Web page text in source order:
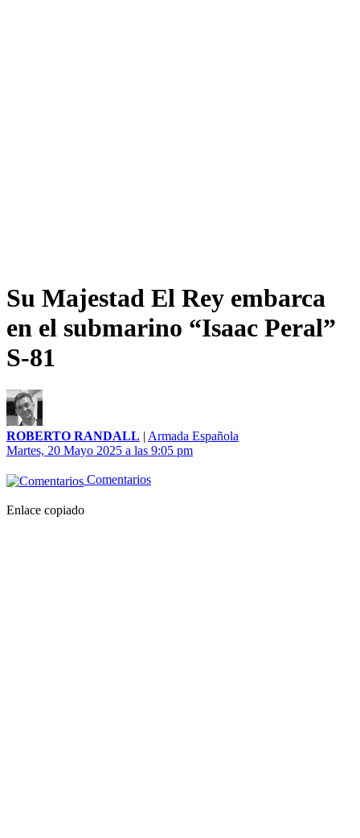
Su Majestad El Rey embarca
en el submarino “Isaac Peral”
S-81
ROBERTO RANDALL | Armada Española
Martes, 20 Mayo 2025 a las 9:05 pm
Comentarios
Enlace copiado